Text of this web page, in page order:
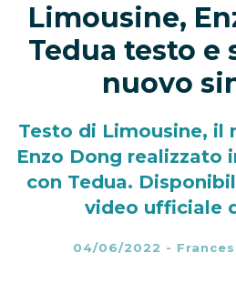
Limousine,
Tedua testo
nuovo
Testo di Limousine, il
Enzo Dong realizzato
con Tedua.
video ufficiale
04/06/2022 -